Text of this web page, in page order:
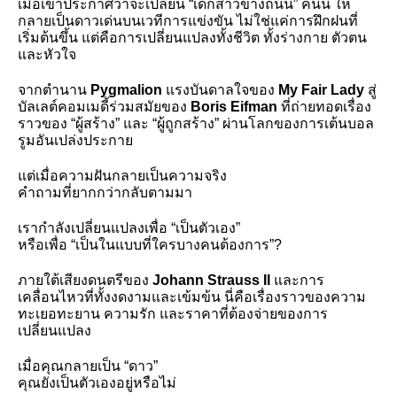
เมื่อเขาประกาศว่าจะเปลี่ยน “เด็กสาวข้างถนน” คนนี้ ให้
กลายเป็นดาวเด่นบนเวทีการแข่งขัน ไม่ใช่แค่การฝึกฝนที่
เริ่มต้นขึ้น แต่คือการเปลี่ยนแปลงทั้งชีวิต ทั้งร่างกาย ตัวตน
และหัวใจ
จากตำนาน Pygmalion แรงบันดาลใจของ My Fair Lady สู่
บัลเลต์คอมเมดี้ร่วมสมัยของ Boris Eifman ที่ถ่ายทอดเรื่อง
ราวของ “ผู้สร้าง” และ “ผู้ถูกสร้าง” ผ่านโลกของการเต้นบอล
รูมอันเปล่งประกาย
แต่เมื่อความฝันกลายเป็นความจริง
คำถามที่ยากกว่ากลับตามมา
เรากำลังเปลี่ยนแปลงเพื่อ “เป็นตัวเอง”
หรือเพื่อ “เป็นในแบบที่ใครบางคนต้องการ”?
ภายใต้เสียงดนตรีของ Johann Strauss II และการ
เคลื่อนไหวที่ทั้งงดงามและเข้มข้น นี่คือเรื่องราวของความ
ทะเยอทะยาน ความรัก และราคาที่ต้องจ่ายของการ
เปลี่ยนแปลง
เมื่อคุณกลายเป็น “ดาว”
คุณยังเป็นตัวเองอยู่หรือไม่